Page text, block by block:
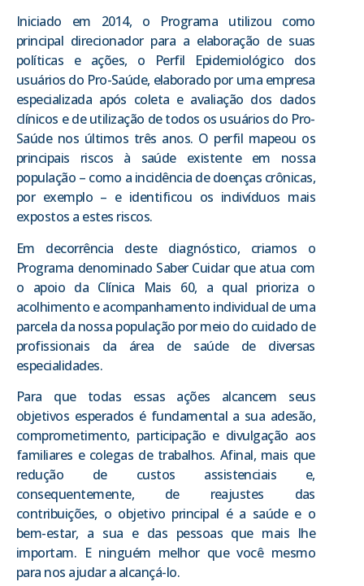
Iniciado em 2014, o Programa utilizou como
principal direcionador para a elaboração de suas
políticas e ações, o Perfil Epidemiológico dos
usuários do Pro-Saúde, elaborado por uma empresa
especializada após coleta e avaliação dos dados
clínicos e de utilização de todos os usuários do Pro-
Saúde nos últimos três anos. O perfil mapeou os
principais riscos à saúde existente em nossa
população – como a incidência de doenças crônicas,
por exemplo – e identificou os indivíduos mais
expostos a estes riscos.
Em decorrência deste diagnóstico, criamos o
Programa denominado Saber Cuidar que atua com
o apoio da Clínica Mais 60, a qual prioriza o
acolhimento e acompanhamento individual de uma
parcela da nossa população por meio do cuidado de
profissionais da área de saúde de diversas
especialidades.
Para que todas essas ações alcancem seus
objetivos esperados é fundamental a sua adesão,
comprometimento, participação e divulgação aos
familiares e colegas de trabalhos. Afinal, mais que
redução de custos assistenciais e,
consequentemente, de reajustes das
contribuições, o objetivo principal é a saúde e o
bem-estar, a sua e das pessoas que mais lhe
importam. E ninguém melhor que você mesmo
para nos ajudar a alcançá-lo.